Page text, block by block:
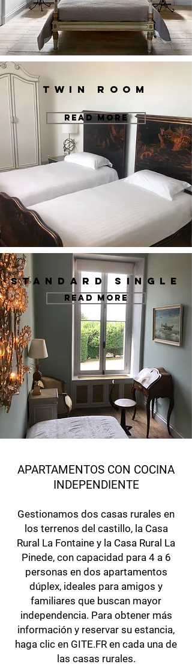
twin room
READ MORE
standard single
READ MORE
APARTAMENTOS CON COCINA
INDEPENDIENTE
Gestionamos dos casas rurales en
los terrenos del castillo, la Casa
Rural La Fontaine y la Casa Rural La
Pinede, con capacidad para 4 a 6
personas en dos apartamentos
dúplex, ideales para amigos y
familiares que buscan mayor
independencia. Para obtener más
información y reservar su estancia,
haga clic en GITE.FR en cada una de
las casas rurales.